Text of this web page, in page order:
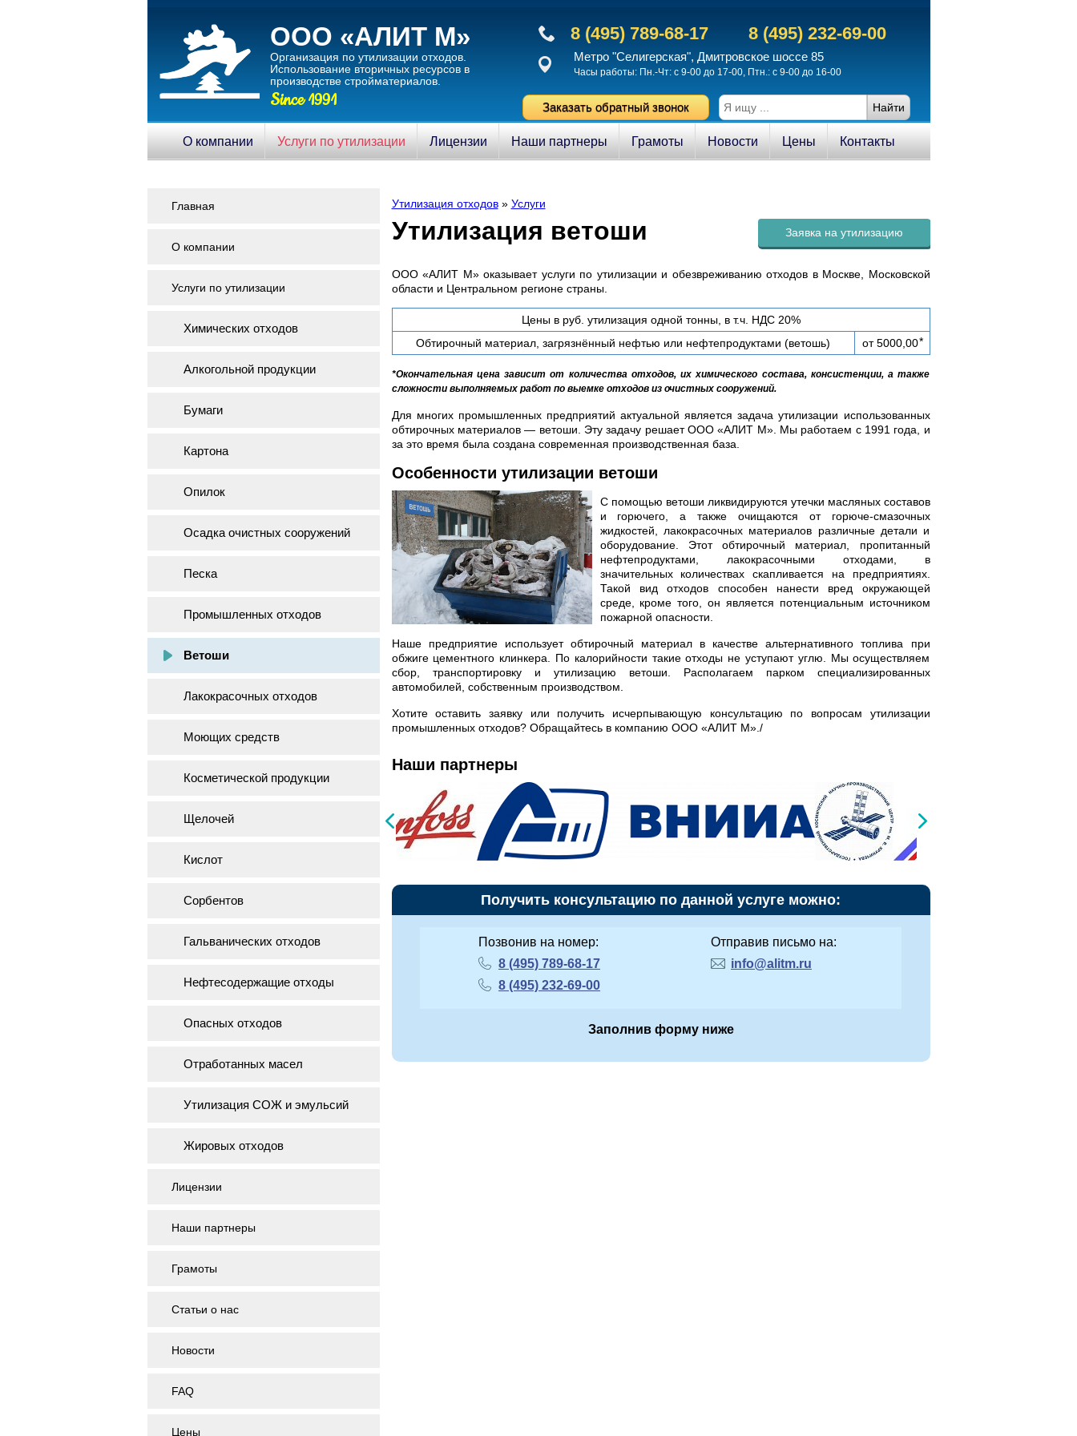
ООО «АЛИТ М»
Организация по утилизации отходов.
Использование вторичныx ресурсов в
производстве стройматериалов.
Since 1991
8 (495) 789-68-17 8 (495) 232-69-00
Метро "Селигерская", Дмитровское шоссе 85
Часы работы: Пн.-Чт: с 9-00 до 17-00, Птн.: с 9-00 до 16-00
Заказать обратный звонок
О компании Услуги по утилизации Лицензии Наши партнеры Грамоты Новости Цены Контакты
Утилизация отходов» Услуги
Заявка на утилизацию
Утилизация ветоши
ООО «АЛИТ М» оказывает услуги по утилизации и обезвреживанию отходов в Москве, Московской
области и Центральном регионе страны.
Цены в руб. утилизация одной тонны, в т.ч. НДС 20%
Обтирочный материал, загрязнённый нефтью или нефтепродуктами (ветошь)
от 5000,00*
*Окончательная цена зависит от количества отходов, их химического состава, консистенции, а также
сложности выполняемых работ по выемке отходов из очистных сооружений.
Для многих промышленных предприятий актуальной является задача утилизации использованных
обтирочных материалов — ветоши. Эту задачу решает ООО «АЛИТ М». Мы работаем с 1991 года, и
за это время была создана современная производственная база.
Особенности утилизации ветоши
С помощью ветоши ликвидируются утечки масляных составов
и горючего, а также очищаются от горюче-смазочных
жидкостей, лакокрасочных материалов различные детали и
оборудование. Этот обтирочный материал, пропитанный
нефтепродуктами, лакокрасочными отходами, в
значительных количествах скапливается на предприятиях.
Такой вид отходов способен нанести вред окружающей
среде, кроме того, он является потенциальным источником
пожарной опасности.
Наше предприятие использует обтирочный материал в качестве альтернативного топлива при
обжиге цементного клинкера. По калорийности такие отходы не уступают углю. Мы осуществляем
сбор, транспортировку и утилизацию ветоши. Располагаем парком специализированных
автомобилей, собственным производством.
Хотите оставить заявку или получить исчерпывающую консультацию по вопросам утилизации
промышленных отходов? Обращайтесь в компанию ООО «АЛИТ М»./
Наши партнеры
Получить консультацию по данной услуге можно:
Позвонив на номер:
8 (495) 789-68-17
8 (495) 232-69-00
Отправив письмо на:
info@alitm.ru
Заполнив форму ниже
Главная
О компании
Услуги по утилизации
Химических отходов
Алкогольной продукции
Бумаги
Картона
Опилок
Осадка очистных сооружений
Песка
Промышленных отходов
Ветоши
Лакокрасочных отходов
Моющих средств
Косметической продукции
Щелочей
Кислот
Сорбентов
Гальванических отходов
Нефтесодержащие отходы
Опасных отходов
Отработанных масел
Утилизация СОЖ и эмульсий
Жировых отходов
Лицензии
Наши партнеры
Грамоты
Статьи о нас
Новости
FAQ
Цены